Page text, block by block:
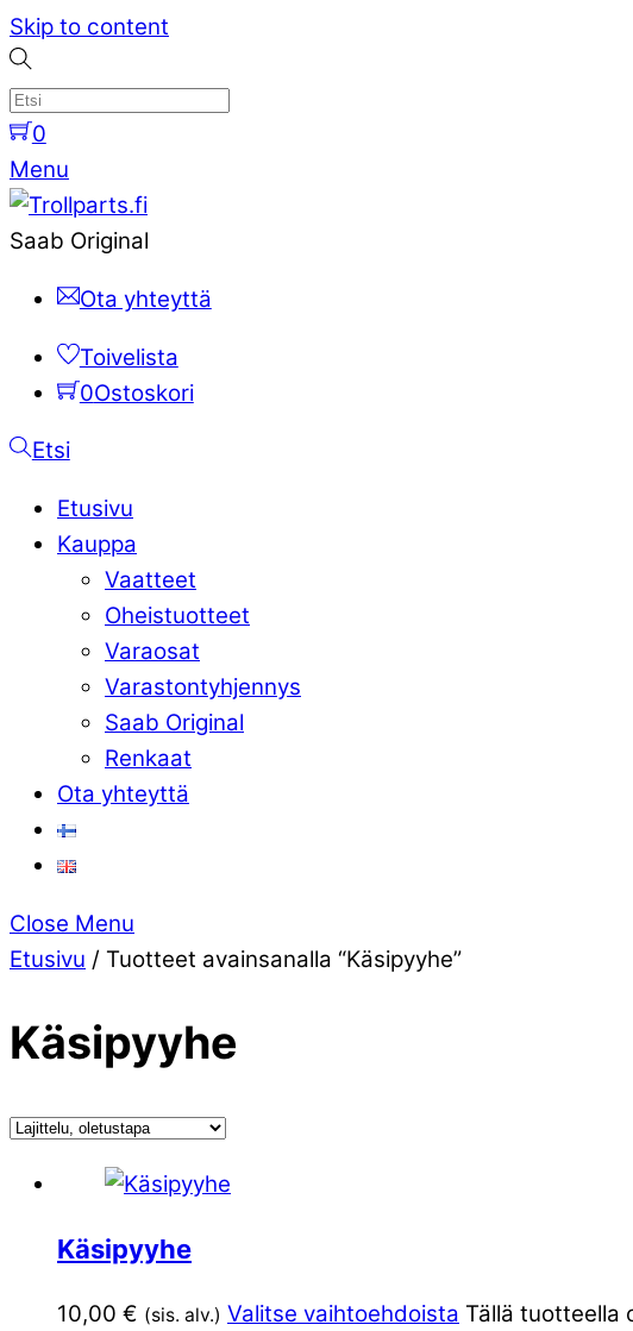
Skip to content
0
Menu
Saab Original
Ota yhteyttä
Toivelista
0Ostoskori
Etsi
Etusivu
Kauppa
Vaatteet
Oheistuotteet
Varaosat
Varastontyhjennys
Saab Original
Renkaat
Ota yhteyttä
Close Menu
Etusivu / Tuotteet avainsanalla “Käsipyyhe”
Käsipyyhe
Käsipyyhe
10,00 € (sis. alv.) Valitse vaihtoehdoista Tällä tuotteella